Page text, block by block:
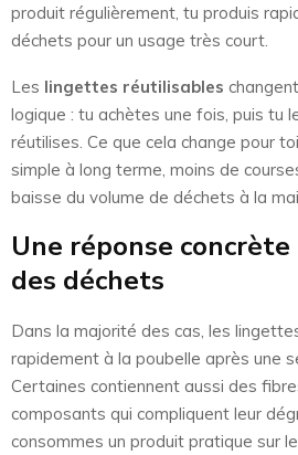
produit régulièrement, tu produis
déchets pour un usage très court.
Les lingettes réutilisables
logique : tu achètes une fois, puis tu
réutilises. Ce que cela change pour
simple à long terme, moins de
baisse du volume de déchets à la
Une réponse
des déchets
Dans la majorité des cas, les
rapidement à la poubelle après une
Certaines contiennent aussi des
composants qui compliquent leur
consommes un produit pratique sur